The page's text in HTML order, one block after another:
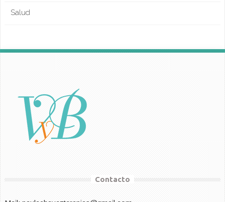
Salud
Contacto